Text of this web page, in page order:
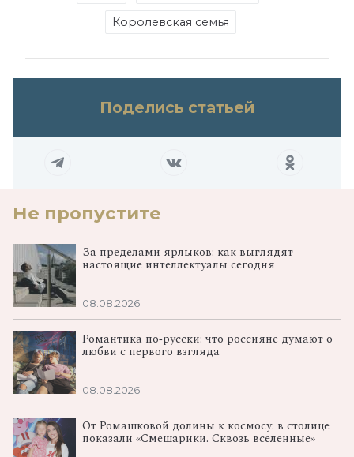
Королевская семья
Поделись статьей
Не пропустите
За пределами ярлыков: как выглядят
настоящие интеллектуалы сегодня
08.08.2026
Романтика по‑русски: что россияне думают о
любви с первого взгляда
08.08.2026
От Ромашковой долины к космосу: в столице
показали «Смешарики. Сквозь вселенные»